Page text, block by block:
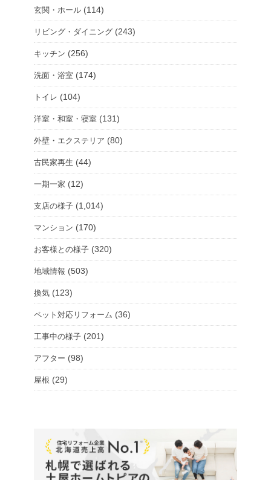
玄関・ホール (114)
リビング・ダイニング (243)
キッチン (256)
洗面・浴室 (174)
トイレ (104)
洋室・和室・寝室 (131)
外壁・エクステリア (80)
古民家再生 (44)
一期一家 (12)
支店の様子 (1,014)
マンション (170)
お客様との様子 (320)
地域情報 (503)
換気 (123)
ペット対応リフォーム (36)
工事中の様子 (201)
アフター (98)
屋根 (29)